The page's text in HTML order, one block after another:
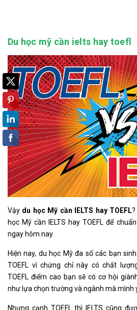
Du học mỹ cần ielts hay toefl
Vậy du học Mỹ cần IELTS hay TOEFL
học Mỹ cần IELTS hay TOEFL để
ngay hôm nay.
Hiện nay, du học Mỹ đa số các bạn
TOEFL vì chứng chỉ này có chất
TOEFL điểm cao bạn sẽ có cơ hội
như lựa chọn trường và ngành mà mình
Nhưng cạnh TOEFL thì IELTS cũng